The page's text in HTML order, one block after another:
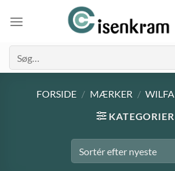
efter:
FORSIDE / MÆRKER / WILFA
KATEGORIER